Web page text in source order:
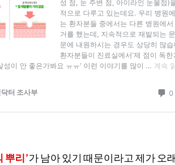
뿌리’가 남아 있기 때문이라고 제가 오